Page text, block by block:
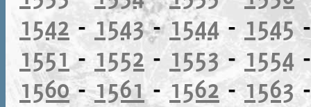
1542 - 1543-1544 - 1545
1551 - 1552 - 1553 - 1554
1560-1561- 1562-1563